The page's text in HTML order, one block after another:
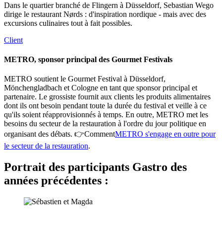
Dans le quartier branché de Flingern à Düsseldorf, Sebastian Wego
dirige le restaurant Nørds : d'inspiration nordique - mais avec des
excursions culinaires tout à fait possibles.
Client
METRO, sponsor principal des Gourmet Festivals
METRO soutient le Gourmet Festival à Düsseldorf,
Mönchengladbach et Cologne en tant que sponsor principal et
partenaire. Le grossiste fournit aux clients les produits alimentaires
dont ils ont besoin pendant toute la durée du festival et veille à ce
qu'ils soient réapprovisionnés à temps. En outre, METRO met les
besoins du secteur de la restauration à l'ordre du jour politique en
organisant des débats. 👉CommentMETRO s'engage en outre pour
le secteur de la restauration.
Portrait des participants Gastro des
années précédentes :